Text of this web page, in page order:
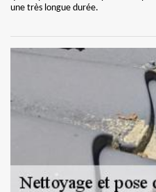
une très longue durée.